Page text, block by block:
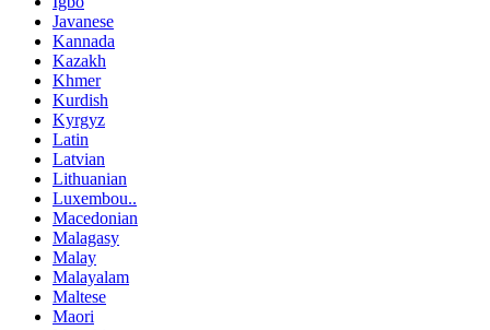
Javanese
Kannada
Kazakh
Khmer
Kurdish
Kyrgyz
Latin
Latvian
Lithuanian
Luxembou..
Macedonian
Malagasy
Malay
Malayalam
Maltese
Maori